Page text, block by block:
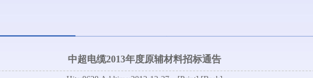
中超电缆2013年度原辅材料招标通告